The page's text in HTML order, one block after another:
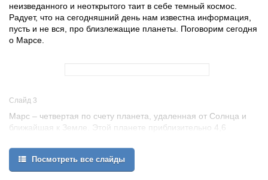
неизведанного и неоткрытого таит в себе темный космос.
Радует, что на сегодняшний день нам известна информация,
пусть и не вся, про близлежащие планеты. Поговорим сегодня
о Марсе.
Слайд 3
Марс – четвертая по счету планета, удаленная от Солнца и
ближайшая к Земле. Этой планете приблизительно 4,6
солнечной системы.
Название планеты произошло от имени древнего римского и
Посмотреть все слайды